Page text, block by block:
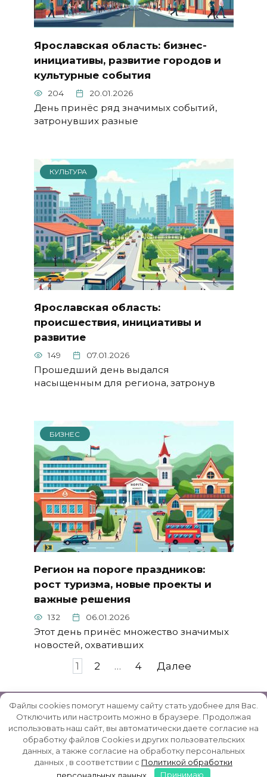
Ярославская область: бизнес-
инициативы, развитие городов и
культурные события
204 20.01.2026
День принёс ряд значимых событий,
затронувших разные
КУЛЬТУРА
Ярославская область:
происшествия, инициативы и
развитие
149 07.01.2026
Прошедший день выдался
насыщенным для региона, затронув
БИЗНЕС
Регион на пороге праздников:
рост туризма, новые проекты и
важные решения
132 06.01.2026
Этот день принёс множество значимых
новостей, охвативших
1 2 … 4 Далее
© 2026 Rybinsk-Reg.ru | Рыбинский район -
неофициальный сайт
Файлы cookies помогут нашему сайту стать удобнее для Вас.
Отключить или настроить можно в браузере. Продолжая
использовать наш сайт, вы автоматически даете согласие на
обработку файлов Cookies и других пользовательских
данных, а также согласие на обработку персональных
данных , в соответствии с Политикой обработки
персональных данных
Принимаю